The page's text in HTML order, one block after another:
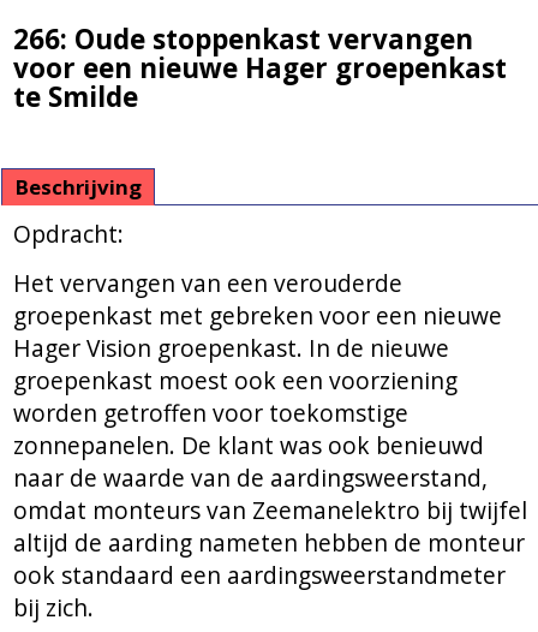
266: Oude stoppenkast vervangen
voor een nieuwe Hager groepenkast
te Smilde
Beschrijving
Opdracht:
Het vervangen van een verouderde
groepenkast met gebreken voor een nieuwe
Hager Vision groepenkast. In de nieuwe
groepenkast moest ook een voorziening
worden getroffen voor toekomstige
zonnepanelen. De klant was ook benieuwd
naar de waarde van de aardingsweerstand,
omdat monteurs van Zeemanelektro bij twijfel
altijd de aarding nameten hebben de monteur
ook standaard een aardingsweerstandmeter
bij zich.